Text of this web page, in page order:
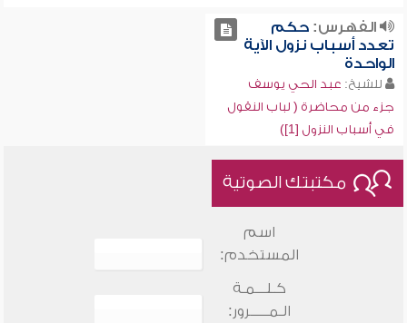
الفهرس:حكم
تعدد أسباب نزول الآية
الواحدة
للشيخ: عبد الحي يوسف
جزء من محاضرة ( لباب النقول
في أسباب النزول [1])
مكتبتك الصوتية
اسم
المستخدم:
كـلـــمـة
الـمـــــرور: